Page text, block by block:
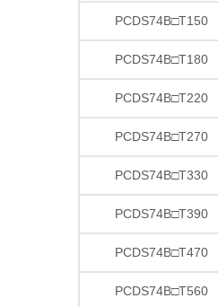
PCDS74B□T150
PCDS74B□T180
PCDS74B□T220
PCDS74B□T270
PCDS74B□T330
PCDS74B□T390
PCDS74B□T470
PCDS74B□T560